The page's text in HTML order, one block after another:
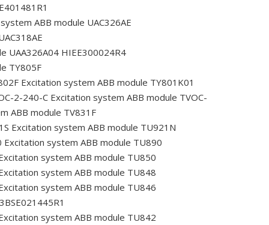
ABB module UAC326AE
UAA326A04 HIEE300024R4
TY805F
Excitation system ABB module TY801K01
2-240-C Excitation system ABB module TVOC-
ABB module TV831F
Excitation system ABB module TU921N
Excitation system ABB module TU890
system ABB module TU850
system ABB module TU848
system ABB module TU846
system ABB module TU842